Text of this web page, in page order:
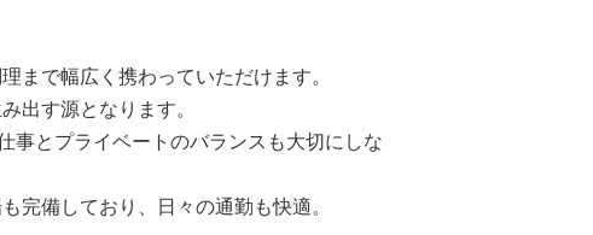
まで幅広く携わっていただけます。
出す源となります。
事とプライベートのバランスも大切にしな
完備しており、日々の通勤も快適。